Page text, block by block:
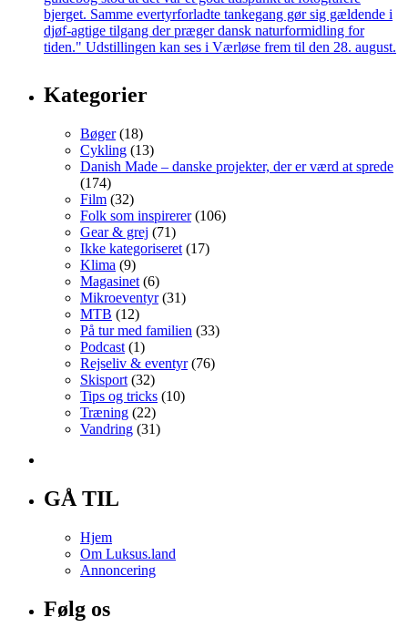
Kategorier
Bøger(18)
Cykling (13)
Danish Made – danske projekter, der er værd at sprede
(174)
Film (32)
Folk som inspirerer(106)
Gear & grej (71)
Ikke kategoriseret (17)
Klima (9)
Magasinet (6)
Mikroeventyr(31)
MTB (12)
På tur med familien (33)
Podcast (1)
Rejseliv & eventyr(76)
Skisport (32)
Tips og tricks (10)
Træning (22)
Vandring (31)
GÅ TIL
Hjem
Om Luksus.land
Annoncering
Følg os